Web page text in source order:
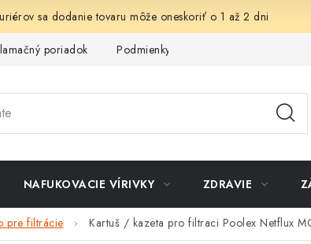
sa dodanie tovaru môže oneskoriť o 1 až 2 dni
poriadok Podmienky ochrany osobných údajov
NAFUKOVACIE VÍRIVKY ZDRAVIE
pre filtrácie Kartuš / kazeta pro filtraci Poolex Netflux